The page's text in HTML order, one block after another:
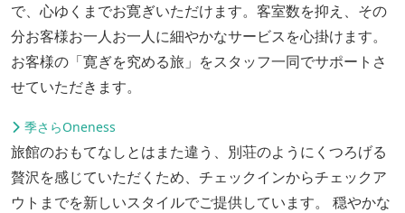
で、心ゆくまでお寛ぎいただけます。客室数を抑え、その
分お客様お一人お一人に細やかなサービスを心掛けます。
お客様の「寛ぎを究める旅」をスタッフ一同でサポートさ
せていただきます。
季さらOneness
旅館のおもてなしとはまた違う、別荘のようにくつろげる
贅沢を感じていただくため、チェックインからチェックア
ウトまでを新しいスタイルでご提供しています。 穏やかな